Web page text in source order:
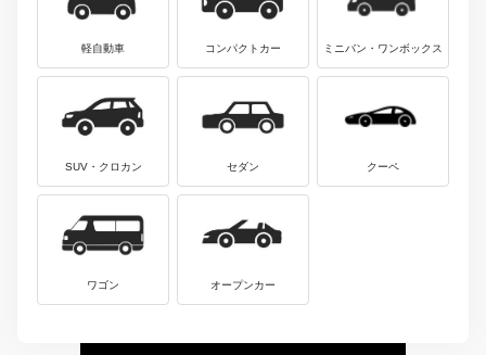
軽自動車 コンパクトカー ミニバン・ワンボックス
SUV・クロカン セダン クーペ
ワゴン オープンカー